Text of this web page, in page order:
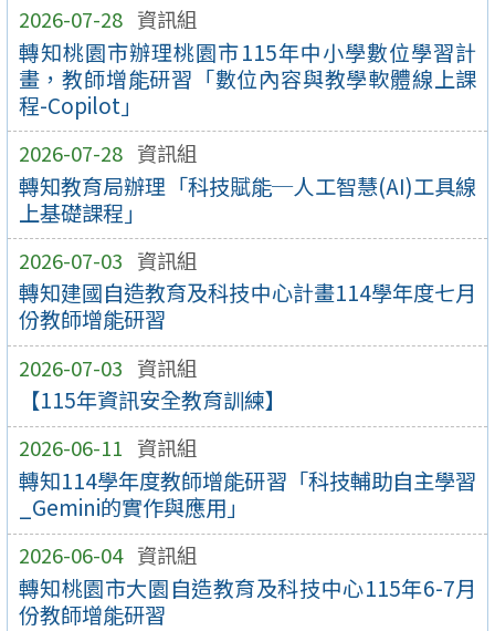
2026-07-28 資訊組
轉知桃園市辦理桃園市115年中小學數位學習計
畫，教師增能研習「數位內容與教學軟體線上課
程-Copilot」
2026-07-28 資訊組
轉知教育局辦理「科技賦能─人工智慧(AI)工具線
上基礎課程」
2026-07-03 資訊組
轉知建國自造教育及科技中心計畫114學年度七月
份教師增能研習
2026-07-03 資訊組
【115年資訊安全教育訓練】
2026-06-11 資訊組
轉知114學年度教師增能研習「科技輔助自主學習
_Gemini的實作與應用」
2026-06-04 資訊組
轉知桃園市大園自造教育及科技中心115年6-7月
份教師增能研習